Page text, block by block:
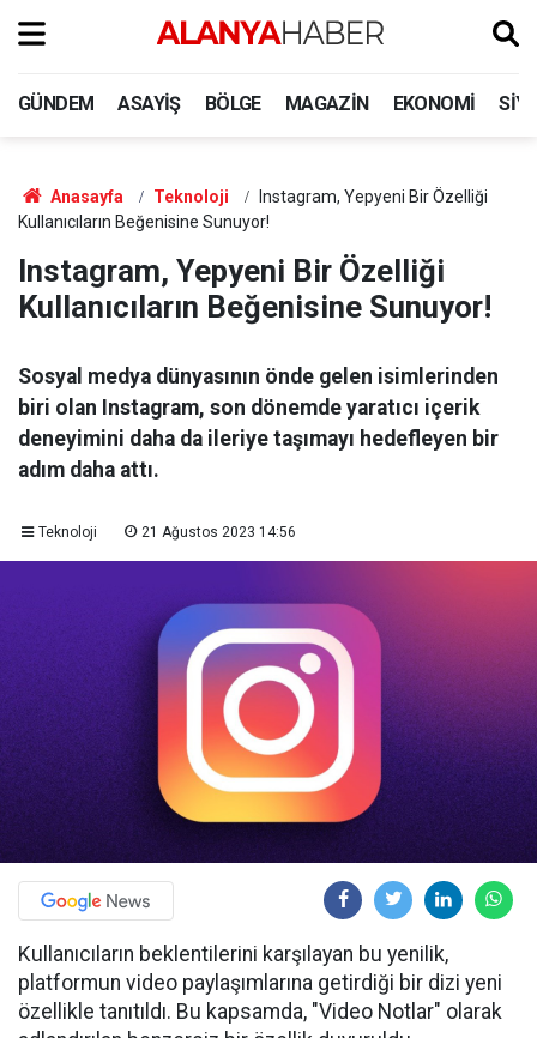
GÜNDEM ASAYIŞ BÖLGE MAGAZIN EKONOMI
Anasayfa Teknoloji
Instagram, Yepyeni Bir Özelliği
Kullanıcıların Beğenisine Sunuyor!
Instagram, Yepyeni Bir Özelliği
Kullanıcıların Beğenisine Sunuyor!
Sosyal medya dünyasının önde gelen isimlerinden
biri olan Instagram, son dönemde yaratıcı içerik
deneyimini daha da ileriye taşımayı hedefleyen bir
adım daha attı.
Teknoloji 21 Ağustos 2023 14:56
Kullanıcıların beklentilerini karşılayan bu yenilik,
platformun video paylaşımlarına getirdiği bir dizi yeni
özellikle tanıtıldı. Bu kapsamda, "Video Notlar" olarak